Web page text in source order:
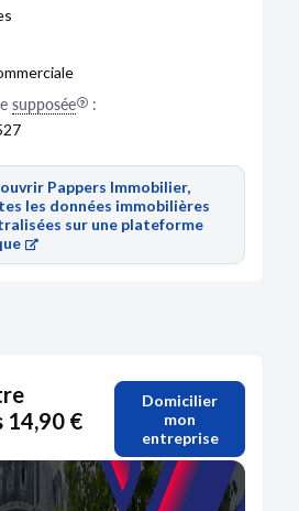
supposée
:
Pappers Immobilier,
les données immobilières
sur une plateforme
14,90 €
Domicilier
mon
entreprise